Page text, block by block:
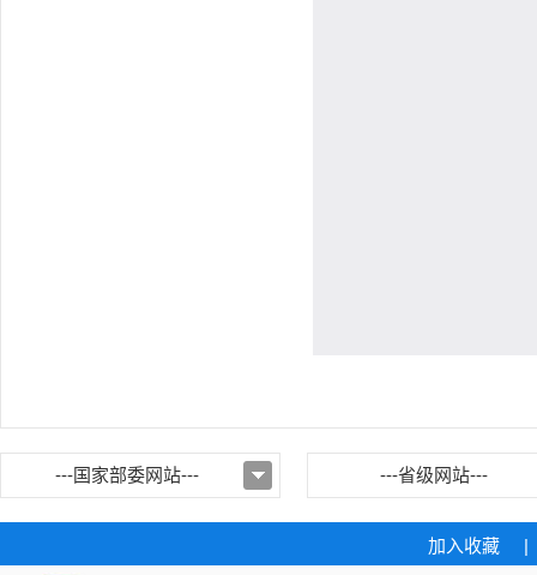
---国家部委网站--- ---省级网站---
加入收藏 |